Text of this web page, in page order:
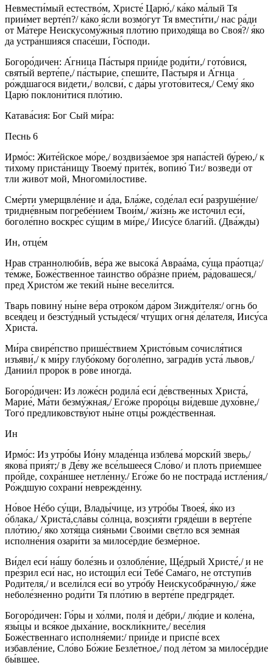
Невмести́мый естество́м, Христе́ Царю́,/ ка́ко ма́лый Тя
прии́мет верте́п?/ ка́ко я́сли возмо́гут Тя вмести́ти,/ нас ра́ди
от Ма́тере Неискусому́жныя пло́тию приходя́ща во Своя́?/ я́ко
да устра́ншияся спасе́ши, Го́споди.
Богоро́дичен: А́гница Па́стыря прии́де роди́ти,/ гото́вися,
святы́й верте́пе,/ па́стырие, спеши́те, Па́стыря и А́гнца
ро́ждшагося ви́дети,/ волсви́, с да́ры угото́витеся,/ Сему́ я́ко
Царю́ поклони́тися пло́тию.
Катава́сия: Бог Сый ми́ра:
Песнь 6
Ирмо́с: Жите́йское мо́ре,/ воздвиза́емое зря напа́стей бу́рею,/ к
ти́хому приста́нищу Твоему́ прите́к, вопию́ Ти:/ возведи́ от
тли живо́т мой, Многоми́лостиве.
Сме́рти умерщвле́ние и а́да, Бла́же, соде́лал еси́ разруше́ние/
тридне́вным погребе́нием Твои́м,/ жи́знь же источи́л еси́,
боголе́пно воскре́с су́щим в ми́ре,/ Иису́се благи́й. (Два́жды)
Ин, отце́м
Нрав страннолюби́в, ве́ра же высока́ Авраа́ма, су́ща пра́отца;/
те́мже, Боже́ственное та́инство обра́зне прие́м, ра́довашеся,/
пред Христо́м же теки́й ны́не весели́тся.
Тварь повину́ ны́не ве́ра отроко́м да́ром Зижди́теля:/ огнь бо
всея́дец и безсту́дный устыде́ся/ чту́щих огня́ де́лателя, Иису́са
Христа́.
Ми́ра свире́пство прише́ствием Христо́вым сочисля́тися
изъяви́,/ к ми́ру глубо́кому боголе́пно, загради́в уста́ львов,/
Дании́л проро́к в ро́ве иногда́.
Богоро́дичен: Из ложе́сн родила́ еси́ де́вственных Христа́,
Марие́, Ма́ти безму́жная,/ Его́же проро́цы ви́девше духо́вне,/
Того́ предликовству́ют ны́не отцы́ рожде́ственная.
Ин
Ирмо́с: Из утро́бы Ио́ну младе́нца изблева́ морски́й зверь,/
якова́ прия́т;/ в Де́ву же все́льшееся Сло́во/ и плоть прие́мшее
про́йде, сохра́ншее нетле́нну./ Его́же бо не пострада́ истле́ния,/
Ро́ждшую сохрани́ неврежде́нну.
Но́вое Не́бо су́щи, Влады́чице, из утро́бы Твоея́, я́ко из
о́блака,/ Христа́,сла́вы со́лнца, возсия́ти гряде́ши в верте́пе
пло́тию,/ я́ко хотя́ща сия́ньми Свои́ми све́тло вся земна́я
исполне́ния озари́ти за милосе́рдие безме́рное.
Ви́дел еси́ на́шу боле́знь и озлобле́ние, Ще́дрый Христе́,/ и не
пре́зрил еси́ нас, но истощи́л еси́ Тебе́ Сама́го, не отступи́в
Роди́теля,/ и всели́лся еси́ во утро́бу Неискусобра́чную,/ я́же
неболе́зненно роди́ти Тя пло́тию в верте́пе предгряде́т.
Богоро́дичен: Го́ры и хо́лми, поля́ и де́бри,/ лю́дие и коле́на,
язы́цы и вся́кое дыха́ние, воскли́кните,/ весе́лия
Боже́ственнаго исполня́еми:/ прии́де и приспе́ всех
избавле́ние, Сло́во Бо́жие Безле́тное,/ под ле́том за милосе́рдие
бы́вшее.